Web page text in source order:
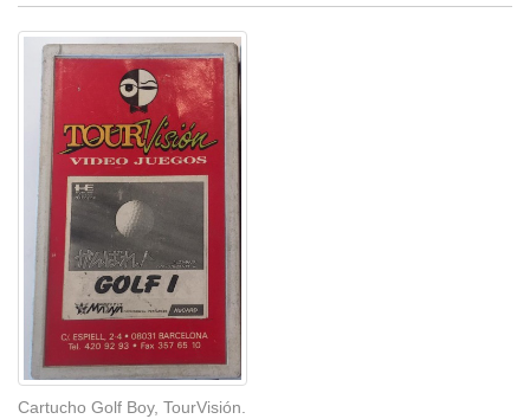
Cartucho Golf Boy, TourVisión.